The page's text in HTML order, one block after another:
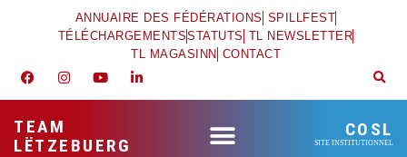
ANNUAIRE DES FÉDÉRATIONS SPILLFEST
TÉLÉCHARGEMENTSSTATUTS TL NEWSLETTER
TL MAGASINN CONTACT
TEAM
LËTZEBUERG
COSL
SITE INSTITUTIONNEL